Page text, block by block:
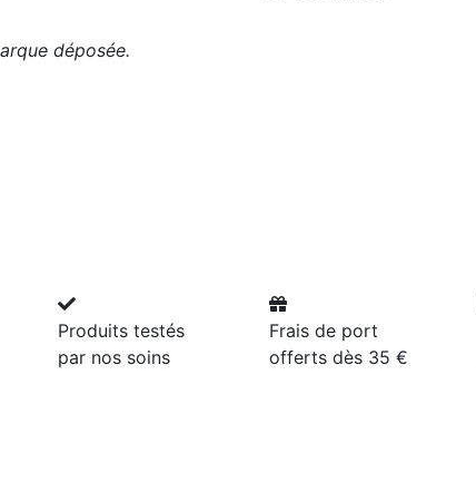
déposée.
Produits testés
par nos soins
Frais de port
offerts dès 35 €